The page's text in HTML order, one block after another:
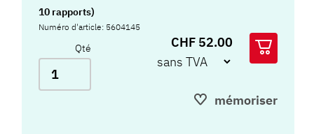
10 rapports)
Numéro d'article: 5604145
Qté CHF 52.00
mémoriser